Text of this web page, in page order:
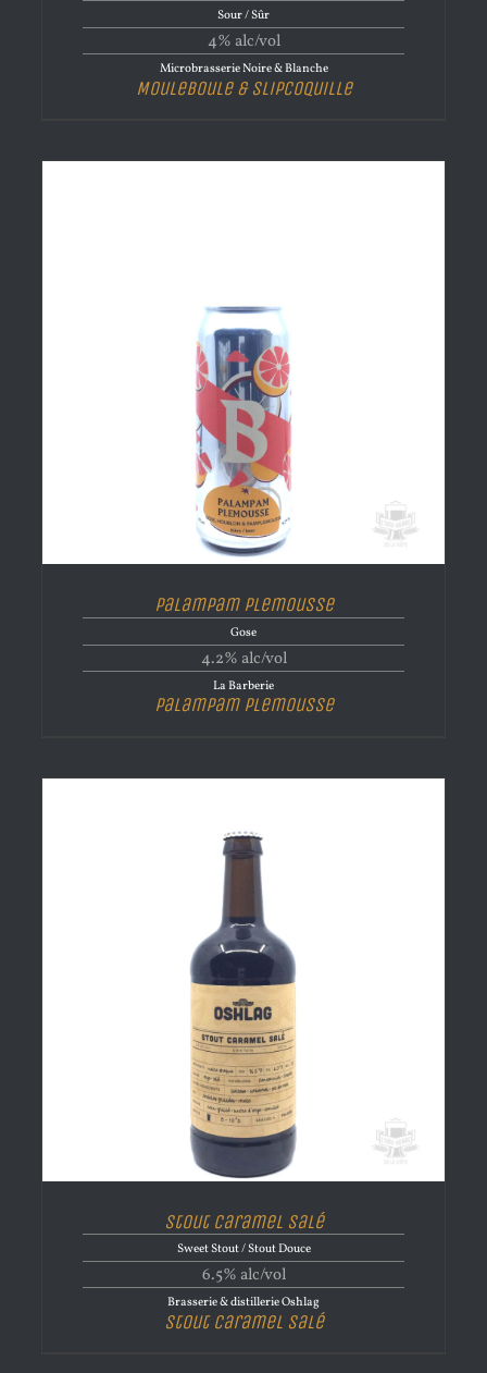
Sour / Sûr
4% alc/vol
Microbrasserie Noire & Blanche
Mouleboule & Slipcoquille
Palampam Plemousse
Gose
4.2% alc/vol
La Barberie
Palampam Plemousse
Stout Caramel Salé
Sweet Stout / Stout Douce
6.5% alc/vol
Brasserie & distillerie Oshlag
Stout Caramel Salé